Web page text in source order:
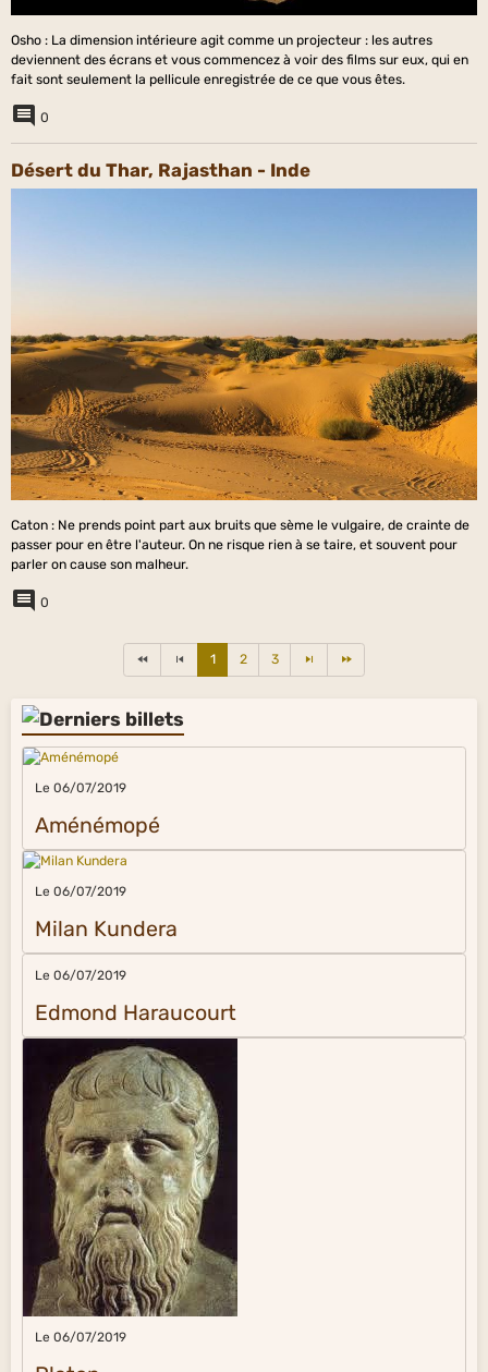
Osho : La dimension intérieure agit comme un projecteur : les autres
deviennent des écrans et vous commencez à voir des films sur eux, qui en
fait sont seulement la pellicule enregistrée de ce que vous êtes.
0
Désert du Thar, Rajasthan - Inde
Caton : Ne prends point part aux bruits que sème le vulgaire, de crainte de
passer pour en être l'auteur. On ne risque rien à se taire, et souvent pour
parler on cause son malheur.
0
1 2 3
Le 06/07/2019
Aménémopé
Le 06/07/2019
Milan Kundera
Le 06/07/2019
Edmond Haraucourt
Le 06/07/2019